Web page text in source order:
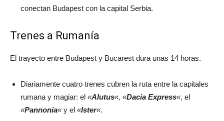
conectan Budapest con la capital Serbia.
Trenes a Rumanía
El trayecto entre Budapest y Bucarest dura unas 14 horas.
Diariamente cuatro trenes cubren la ruta entre la capitales
rumana y magiar: el «Alutus«, «Dacia Express«, el
«Pannonia«y el «Ister«.